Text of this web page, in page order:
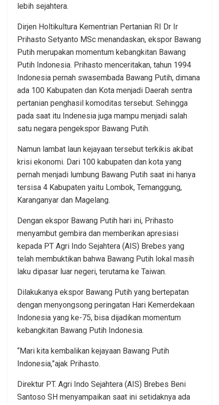
lebih sejahtera.
Dirjen Holtikultura Kementrian Pertanian RI Dr Ir
Prihasto Setyanto MSc menandaskan, ekspor Bawang
Putih merupakan momentum kebangkitan Bawang
Putih Indonesia. Prihasto menceritakan, tahun 1994
Indonesia pernah swasembada Bawang Putih, dimana
ada 100 Kabupaten dan Kota menjadi Daerah sentra
pertanian penghasil komoditas tersebut. Sehingga
pada saat itu Indenesia juga mampu menjadi salah
satu negara pengekspor Bawang Putih.
Namun lambat laun kejayaan tersebut terkikis akibat
krisi ekonomi. Dari 100 kabupaten dan kota yang
pernah menjadi lumbung Bawang Putih saat ini hanya
tersisa 4 Kabupaten yaitu Lombok, Temanggung,
Karanganyar dan Magelang.
Dengan ekspor Bawang Putih hari ini, Prihasto
menyambut gembira dan memberikan apresiasi
kepada PT Agri Indo Sejahtera (AIS) Brebes yang
telah membuktikan bahwa Bawang Putih lokal masih
laku dipasar luar negeri, terutama ke Taiwan.
Dilakukanya ekspor Bawang Putih yang bertepatan
dengan menyongsong peringatan Hari Kemerdekaan
Indonesia yang ke-75, bisa dijadikan momentum
kebangkitan Bawang Putih Indonesia.
“Mari kita kembalikan kejayaan Bawang Putih
Indonesia,”ajak Prihasto.
Direktur PT. Agri Indo Sejahtera (AIS) Brebes Beni
Santoso SH menyampaikan saat ini setidaknya ada